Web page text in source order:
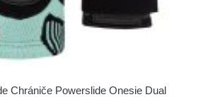
Chrániče Powerslide Onesie Dual